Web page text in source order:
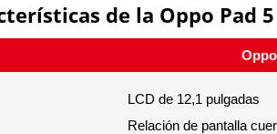
de la Oppo Pad 5
LCD de 12,1 pulgadas
Relación de pantalla